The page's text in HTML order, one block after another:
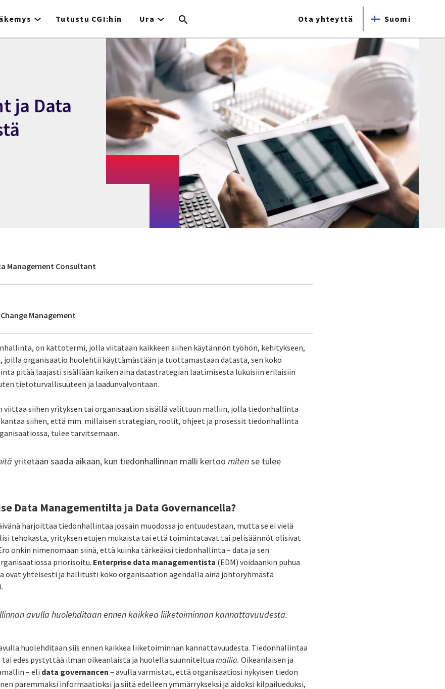
Tutustu CGI:hin Ura Ota yhteyttä Suomi
ja Data
Management Consultant
Management
on kattotermi, jolla viitataan kaikkeen siihen käytännön työhön, kehitykseen,
organisaatio huolehtii käyttämästään ja tuottamastaan datasta, sen koko
pitää laajasti sisällään kaiken aina datastrategian laatimisesta lukuisiin erilaisiin
tietoturvallisuuteen ja laadunvalvontaan.
viittaa siihen yrityksen tai organisaation sisällä valittuun malliin, jolla tiedonhallinta
siihen, että mm. millaisen strategian, roolit, ohjeet ja prosessit tiedonhallinta
tulee tarvitsemaan.
yritetään saada aikaan, kun tiedonhallinnan malli kertoomitense tulee
Data Managementilta ja Data Governancella?
harjoittaa tiedonhallintaa jossain muodossa jo entuudestaan, mutta se ei vielä
tehokasta, yrityksen etujen mukaista tai että toimintatavat tai pelisäännöt olisivat
onkin nimenomaan siinä, että kuinka tärkeäksi tiedonhallinta – data ja sen
priorisoitu. Enterprise data managementista (EDM) voidaankin puhua
ovat yhteisesti ja hallitusti koko organisaation agendalla aina johtoryhmästä
avulla huolehditaan ennen kaikkea liiketoiminnan kannattavuudesta.
huolehditaan siis ennen kaikkea liiketoiminnan kannattavuudesta. Tiedonhallintaa
edes pystyttää ilman oikeanlaista ja huolella suunniteltuamallia.Oikeanlaisen ja
– eli data governancen– avulla varmistat, että organisaatiosi nykyisen tiedon
paremmaksi informaatioksi ja siitä edelleen ymmärrykseksi ja aidoksi kilpailueduksi,